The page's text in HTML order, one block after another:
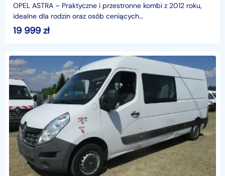
OPEL ASTRA – Praktyczne i przestronne kombi z 2012 roku,
idealne dla rodzin oraz osób ceniących
funkcjonalność,przyzwoite osiągi na dłuższe trasy jak.i jazdę "
19 999 zł